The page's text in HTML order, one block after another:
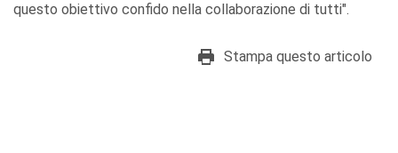
questo obiettivo confido nella collaborazione di tutti".
Stampa questo articolo